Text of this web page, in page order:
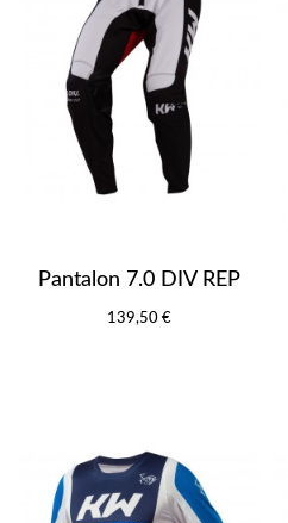
Pantalon 7.0 DIV REP
139,50 €